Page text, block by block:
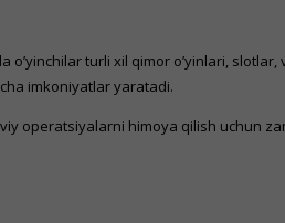
turli xil qimor o’yinlari,
imkoniyatlar yaratadi.
operatsiyalarni himoya qilish uchun